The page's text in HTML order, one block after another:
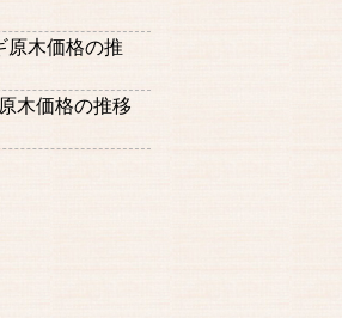
原木価格の推
木価格の推移